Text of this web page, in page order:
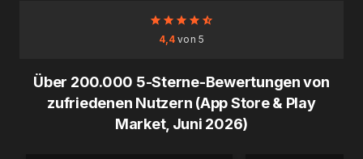
4,4 von 5
Über 200.000 5-Sterne-Bewertungen von
zufriedenen Nutzern (App Store & Play
Market, Juni 2026)